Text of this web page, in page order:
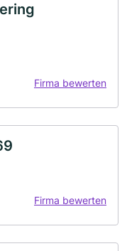
Firma bewerten
Firma bewerten